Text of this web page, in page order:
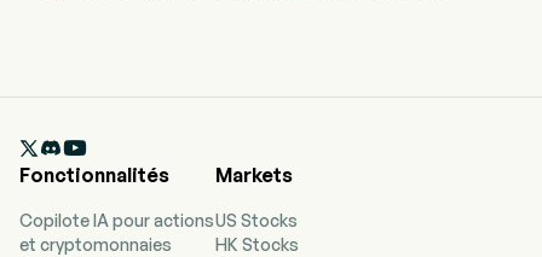

Fonctionnalités
Copilote IA pour actions
et cryptomonnaies
Markets
US Stocks
HK Stocks